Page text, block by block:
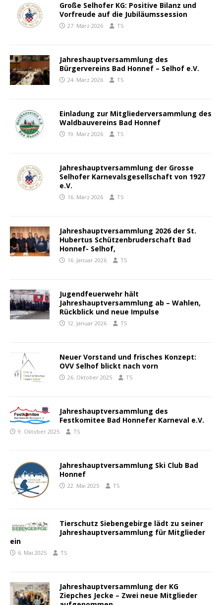
Große Selhofer KG: Positive Bilanz und
Vorfreude auf die Jubiläumssession
27. März 2026 TS
Jahreshauptversammlung des
Bürgervereins Bad Honnef – Selhof e.V.
24. März 2026 TS
Einladung zur Mitgliederversammlung des
Waldbauvereins Bad Honnef
19. März 2026 TS
Jahreshauptversammlung der Grosse
Selhofer Karnevalsgesellschaft von 1927
e.V.
16. März 2026 TS
Jahreshauptversammlung 2026 der St.
Hubertus Schützenbruderschaft Bad
Honnef- Selhof,
16. Januar 2026 TS
Jugendfeuerwehr hält
Jahreshauptversammlung ab – Wahlen,
Rückblick und neue Impulse
12. Januar 2026 TS
Neuer Vorstand und frisches Konzept:
OVV Selhof blickt nach vorn
26. Oktober 2025 TS
Jahreshauptversammlung des
Festkomitee Bad Honnefer Karneval e.V.
9. Oktober 2025 TS
Jahreshauptversammlung Ski Club Bad
Honnef
22. Mai 2025 TS
Tierschutz Siebengebirge lädt zu seiner
Jahreshauptversammlung für Mitglieder
ein
6. Mai 2025 TS
Jahreshauptversammlung der KG
Ziepches Jecke – Zwei neue Mitglieder